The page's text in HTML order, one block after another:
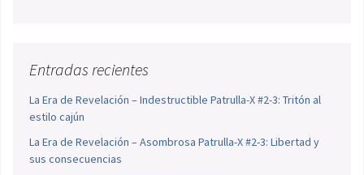
Entradas recientes
La Era de Revelación – Indestructible Patrulla-X #2-3: Tritón al
estilo cajún
La Era de Revelación – Asombrosa Patrulla-X #2-3: Libertad y
sus consecuencias